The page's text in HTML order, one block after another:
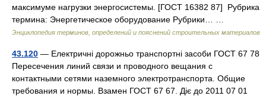
максимуме нагрузки энергосистемы. [ГОСТ 16382 87] Рубрика
термина: Энергетическое оборудование Рубрики… …
Энциклопедия терминов, определений и пояснений строительных материалов
43.120 — Електричні дорожньо транспортні засоби ГОСТ 67 78
Пересечения линий связи и проводного вещания с
контактными сетями наземного электротранспорта. Общие
требования и нормы. Взамен ГОСТ 67 67. Діє до 2011 07 01